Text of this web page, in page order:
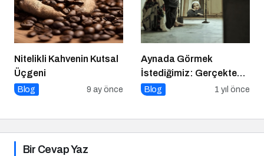
Nitelikli Kahvenin Kutsal
Üçgeni
Blog 9 ay önce
Aynada Görmek
İstediğimiz: Gerçekten
Kimiz?
Blog 1 yıl önce
Bir Cevap Yaz